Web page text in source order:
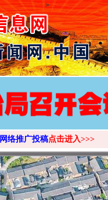
>
网络推广投稿点击进入>>>